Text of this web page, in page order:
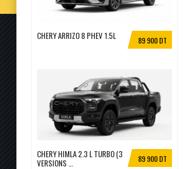
89 900 DT
CHERY ARRIZO 8 PHEV 1.5L
89 900 DT
CHERY HIMLA 2.3 L TURBO (3
VERSIONS ...